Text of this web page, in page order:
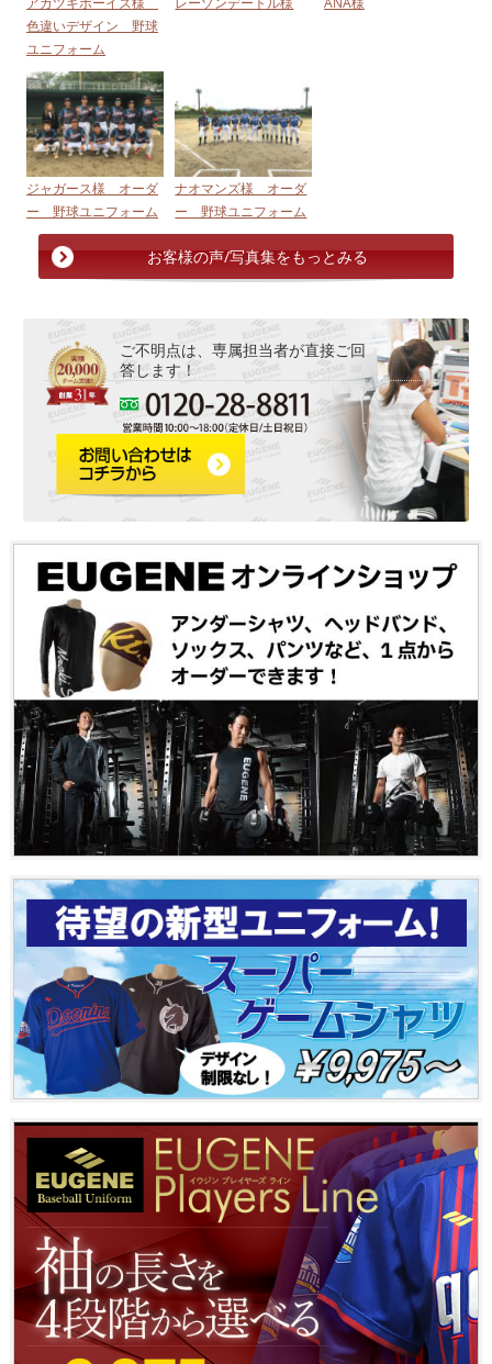
色違いデザイン 野球
ユニフォーム
ジャガース様 オーダ
ー 野球ユニフォーム
ナオマンズ様 オーダ
ー 野球ユニフォーム
お客様の声/写真集をもっとみる
ご不明点は、専属担当者が直接ご回
答します！